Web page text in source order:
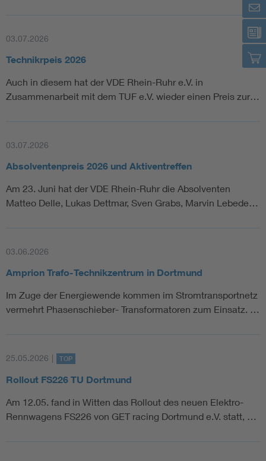
03.07.2026
Technikrpeis 2026
Auch in diesem hat der VDE Rhein-Ruhr e.V. in
Zusammenarbeit mit dem TUF e.V. wieder einen Preis zur…
03.07.2026
Absolventenpreis 2026 und Aktiventreffen
Am 23. Juni hat der VDE Rhein-Ruhr die Absolventen
Matteo Delle, Lukas Dettmar, Sven Grabs, Marvin Lebede…
03.06.2026
Amprion Trafo-Technikzentrum in Dortmund
Im Zuge der Energiewende kommen im Stromtransportnetz
vermehrt Phasenschieber- Transformatoren zum Einsatz. …
25.05.2026 | TOP
Rollout FS226 TU Dortmund
Am 12.05. fand in Witten das Rollout des neuen Elektro-
Rennwagens FS226 von GET racing Dortmund e.V. statt, …